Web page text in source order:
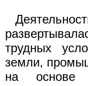
трудных
земли,
на основе